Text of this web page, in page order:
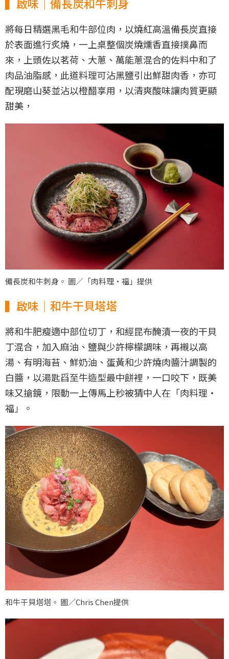
將每日精選黑毛和牛部位肉，以燒紅高溫備長炭直接
於表面進行炙燒，一上桌整個炭燒燻香直接撲鼻而
來，上頭佐以茗荷、大蔥、萬能蔥混合的佐料中和了
肉品油脂感，此道料理可沾黑鹽引出鮮甜肉香，亦可
配現磨山葵並沾以橙醋享用，以清爽酸味讓肉質更顯
甜美，
備長炭和牛刺身。 圖／「肉料理‧福」提供
▍啟味｜和牛干貝塔塔
將和牛肥瘦適中部位切丁，和經昆布醃漬一夜的干貝
丁混合，加入麻油、鹽與少許檸檬調味，再襯以高
湯、有明海苔、鮮奶油、蛋黃和少許燒肉醬汁調製的
白醬，以湯匙舀至牛造型最中餅裡，一口咬下，既美
味又搶鏡，限動一上傳馬上秒被猜中人在「肉料理‧
福」。
和牛干貝塔塔。 圖／Chris Chen提供